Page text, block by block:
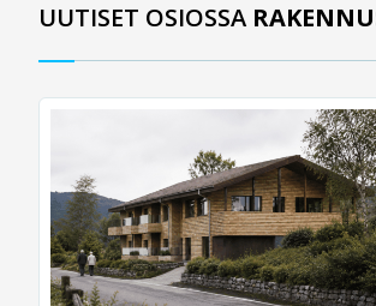
UUTISET OSIOSSA